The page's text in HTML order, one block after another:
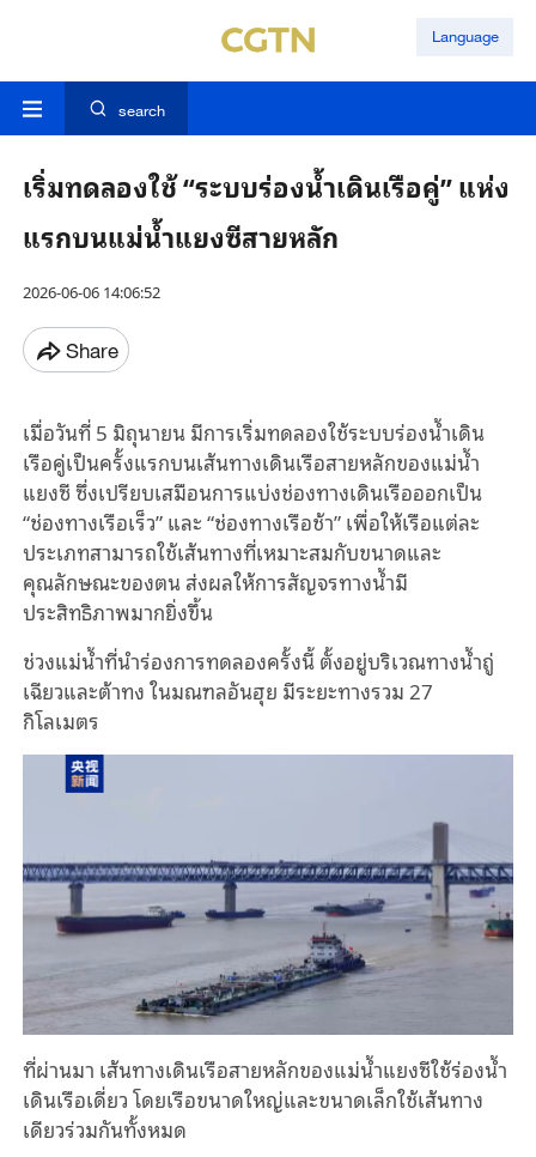
Language
search
เริ่มทดลองใช้ “ระบบร่องน้ำเดินเรือคู่” แห่ง
แรกบนแม่น้ำแยงซีสายหลัก
2026-06-06 14:06:52
Share
เมื่อวันที่ 5 มิถุนายน มีการเริ่มทดลองใช้ระบบร่องน้ำเดิน
เรือคู่เป็นครั้งแรกบนเส้นทางเดินเรือสายหลักของแม่น้ำ
แยงซี ซึ่งเปรียบเสมือนการแบ่งช่องทางเดินเรือออกเป็น
“ช่องทางเรือเร็ว” และ “ช่องทางเรือช้า” เพื่อให้เรือแต่ละ
ประเภทสามารถใช้เส้นทางที่เหมาะสมกับขนาดและ
คุณลักษณะของตน ส่งผลให้การสัญจรทางน้ำมี
ประสิทธิภาพมากยิ่งขึ้น
ช่วงแม่น้ำที่นำร่องการทดลองครั้งนี้ ตั้งอยู่บริเวณทางน้ำถู่
เฉียวและต้าทง ในมณฑลอันฮุย มีระยะทางรวม 27
กิโลเมตร
ที่ผ่านมา เส้นทางเดินเรือสายหลักของแม่น้ำแยงซีใช้ร่องน้ำ
เดินเรือเดี่ยว โดยเรือขนาดใหญ่และขนาดเล็กใช้เส้นทาง
เดียวร่วมกันทั้งหมด